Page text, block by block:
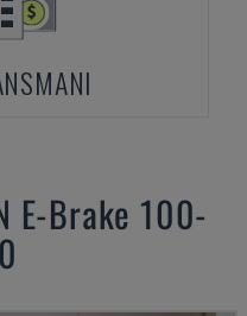
E-Brake 100-